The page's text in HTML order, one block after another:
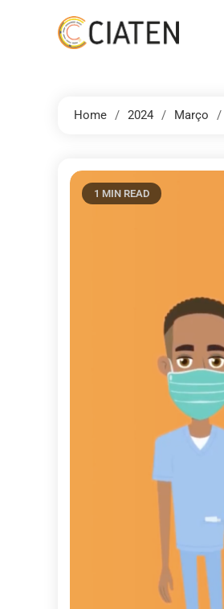
Home 2024 Março
1 MIN READ